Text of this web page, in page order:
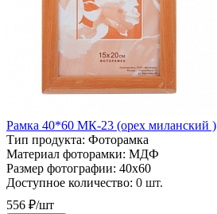
Рамка 40*60 МК-23 (орех миланский )
Тип продукта: Фоторамка
Материал фоторамки: МДФ
Размер фотографии: 40х60
Доступное количество: 0 шт.
556 ₽/шт